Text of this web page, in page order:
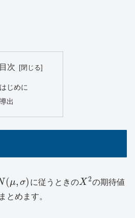
目次
はじめに
導出
(μ, σ) に従うときのX2の期待値
とめます。